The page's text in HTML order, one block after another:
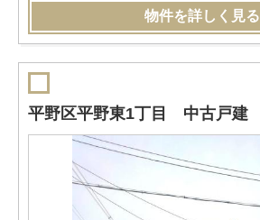
物件を詳しく見る
平野区平野東1丁目 中古戸建